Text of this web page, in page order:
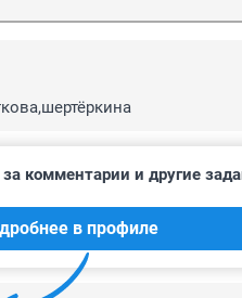
комментарии и другие
в профиле